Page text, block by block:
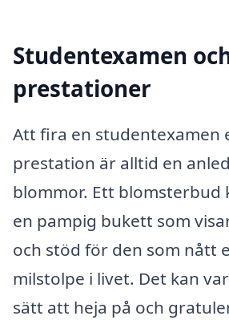
Studentexamen
prestationer
Att fira en studentexamen
prestation är alltid en
blommor. Ett blomsterbud
en pampig bukett som
och stöd för den som nått
milstolpe i livet. Det kan
sätt att heja på och